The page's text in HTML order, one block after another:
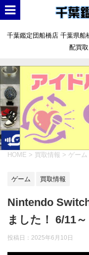
千葉鑑定団船橋店 千葉県
配買
HOME > 買取情報 > ゲーム
ゲーム 買取情報
Nintendo
ました！ 6/11～
投稿日： 2025年6月10日